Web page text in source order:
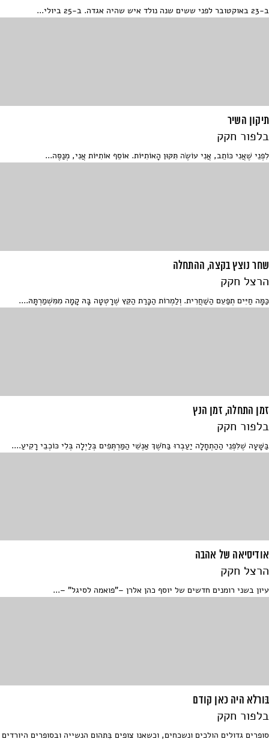
ב-23 באוקטובר לפני ששים שנה נולד איש שהיה אגדה. ב-25 ביולי...
תיקון השיר
בלפור חקק
לִפְנֵי שֶׁאֲנִי כּוֹתֵב, אֲנִי עוֹשֶׂה תִּקּוּן הָאוֹתִיּוֹת. אוֹסֵף אוֹתִיּוֹת אֲנִי, מְנַסֶּה...
שחר נוצץ בקצה, ההתחלה
הרצל חקק
כַּמָּה חַיִּים תְפַעֵם הַשַׁחֲרִית. וְלַמְרוֹת הַכָּרַת הַקֵּץ שֶׁרָטְטָה בָּהּ קָמָה מִמִּשְׁמַרְתָּהּ....
זמן התחלה, זמן הנץ
בלפור חקק
בַּשָּׁעָה שֶׁלִּפְנֵי הַהַתְחָלָה יַעַבְרוּ בַּחֹשֶׁךְ אַנְשֵׁי הַמַּרְתְּפִים בְּלַיְלָה בְּלִי כּוֹכְבֵי רָקִיעַ....
אודיסיאה של אהבה
הרצל חקק
עיון בשני רומנים חדשים של יוסף כהן אלרן –"פואמה לסיגל" –...
בּורלא היה כאן קודם
בלפור חקק
סופרים גדולים הולכים ונשכחים, וכשאנו צופים בִּתהום הנשייה ובסופרים היורדים